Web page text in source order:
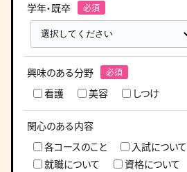
学年・既卒
興味のある分野
看護
美容 しつけ
関心のある内容
各コースのこと
入試について
就職について
資格について